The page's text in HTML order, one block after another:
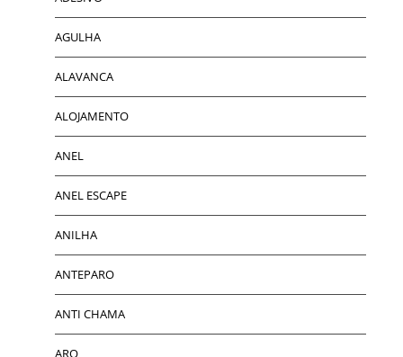
AGULHA
ALAVANCA
ALOJAMENTO
ANEL
ANEL ESCAPE
ANILHA
ANTEPARO
ANTI CHAMA
ARO